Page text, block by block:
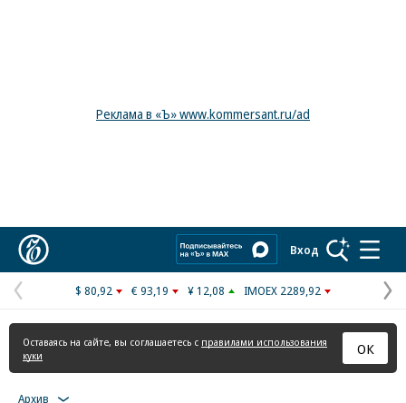
Реклама в «Ъ» www.kommersant.ru/ad
Вход
Предыдущая
страница
$ 80,92 € 93,19 ¥ 12,08 IMOEX 2289,92
Оставаясь на сайте, вы соглашаетесь с правилами использования
куки
ОК
Архив